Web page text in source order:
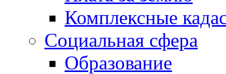
Комплексные
Социальная сфера
Образование